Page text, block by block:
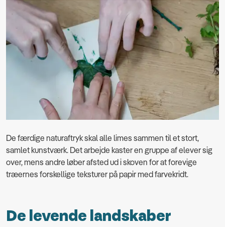
De færdige naturaftryk skal alle limes sammen til et stort,
samlet kunstværk. Det arbejde kaster en gruppe af elever sig
over, mens andre løber afsted ud i skoven for at forevige
træernes forskellige teksturer på papir med farvekridt.
De levende landskaber